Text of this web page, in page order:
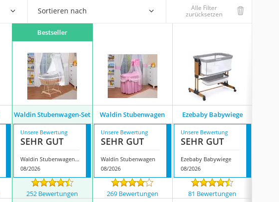
Sortieren nach Alle Filter
zurücksetzen
Bestseller
Waldin Stubenwagen-Set Waldin Stubenwagen Ezebaby Babywiege
Unsere Bewertung
SEHR GUT
Waldin Stubenwagen-Set
08/2026
Unsere Bewertung
SEHR GUT
Waldin Stubenwagen
08/2026
Unsere Bewertung
SEHR GUT
Ezebaby Babywiege
08/2026
252 Bewertungen 269 Bewertungen 81 Bewertungen